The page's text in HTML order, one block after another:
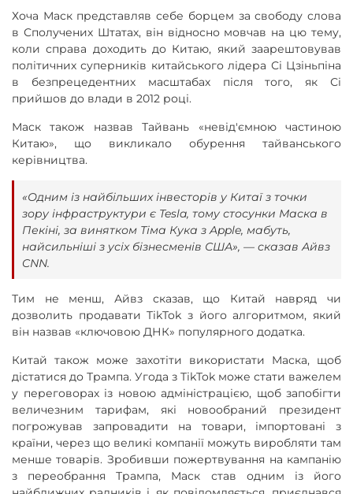
Хоча Маск представляв себе борцем за свободу слова
в Сполучених Штатах, він відносно мовчав на цю тему,
коли справа доходить до Китаю, який заарештовував
політичних суперників китайського лідера Сі Цзіньпіна
в безпрецедентних масштабах після того, як Сі
прийшов до влади в 2012 році.
Маск також назвав Тайвань «невід'ємною частиною
Китаю», що викликало обурення тайванського
керівництва.
«Одним із найбільших інвесторів у Китаї з точки
зору інфраструктури є Tesla, тому стосунки Маска в
Пекіні, за винятком Тіма Кука з Apple, мабуть,
найсильніші з усіх бізнесменів США», — сказав Айвз
CNN.
Тим не менш, Айвз сказав, що Китай навряд чи
дозволить продавати TikTok з його алгоритмом, який
він назвав «ключовою ДНК» популярного додатка.
Китай також може захотіти використати Маска, щоб
дістатися до Трампа. Угода з TikTok може стати важелем
у переговорах із новою адміністрацією, щоб запобігти
величезним тарифам, які новообраний президент
погрожував запровадити на товари, імпортовані з
країни, через що великі компанії можуть виробляти там
менше товарів. Зробивши пожертвування на кампанію
з переобрання Трампа, Маск став одним із його